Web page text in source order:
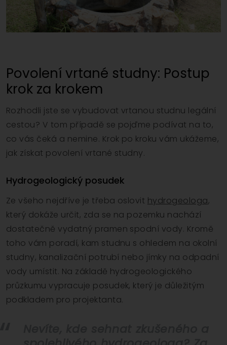
Povolení vrtané studny: Postup
krok za krokem
Rozhodli jste se vybudovat vrtanou studnu legální
cestou? V tom případě se pojďme podívat na to,
co vás čeká a nemine. Krok po kroku vám ukážeme,
jak získat povolení vrtané studny.
Hydrogeologický posudek
Ze všeho nejdříve je třeba oslovit hydrogeologa,
který dokáže určit, zda se na pozemku nachází
dostatečně vydatný pramen spodní vody. Kromě
toho vám poradí, kam studnu s ohledem na okolní
studny, kanalizační potrubí nebo jímky na odpadní
vody umístit. Na základě hydrogeologického
průzkumu vypracuje posudek, který je důležitým
podkladem pro projektanta.